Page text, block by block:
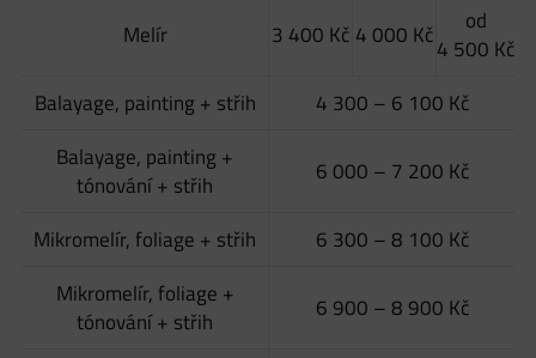
Melír 3 400 Kč 4 000 Kč
od
4 500 Kč
Balayage, painting + střih
4 300 – 6 100 Kč
Balayage, painting +
tónování + střih
6 000 – 7 200 Kč
Mikromelír, foliage + střih
6 300 – 8 100 Kč
Mikromelír, foliage +
tónování + střih
6 900 – 8 900 Kč